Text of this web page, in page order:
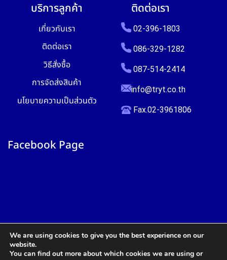
บริการลูกค้า
เกี่ยวกับเรา
ติดต่อเรา
วิธีสั่งซื้อ
การจัดส่งสินค้า
นโยบายความเป็นส่วนตัว
ติดต่อเรา
02-396-1803
086-329-1282
087-514-2414
info@tryt.co.th
Fax.02-3961806
Facebook Page
We are using cookies to give you the best experience on our
website.
You can find out more about which cookies we are using or